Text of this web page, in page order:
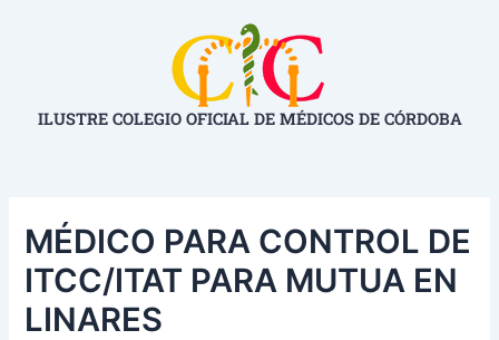
ILUSTRE COLEGIO OFICIAL DE MÉDICOS DE CÓRDOBA
MÉDICO PARA CONTROL DE
ITCC/ITAT PARA MUTUA EN
LINARES